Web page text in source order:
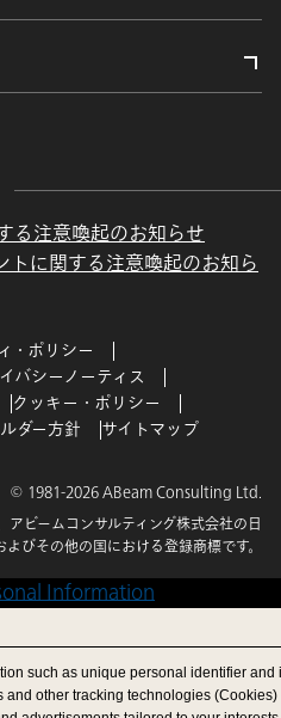
る注意喚起のお知らせ
トに関する注意喚起のお知ら
・ポリシー
バシーノーティス
クッキー・ポリシー
ダー方針 サイトマップ
© 1981-2026 ABeam Consulting Ltd.
ビームコンサルティング株式会社の日
よびその他の国における登録商標です。
Information
such as unique personal identifier
and other tracking technologies